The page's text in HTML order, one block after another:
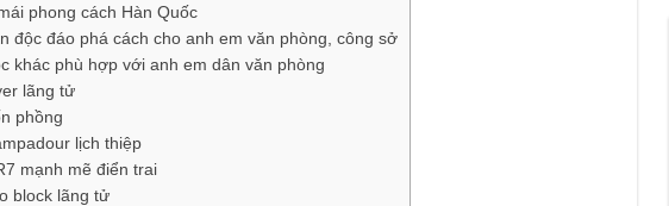
phong cách Hàn Quốc
độc đáo phá cách cho anh em văn phòng, công sở
khác phù hợp với anh em dân văn phòng
lãng tử
phồng
lịch thiệp
mạnh mẽ điển trai
block lãng tử